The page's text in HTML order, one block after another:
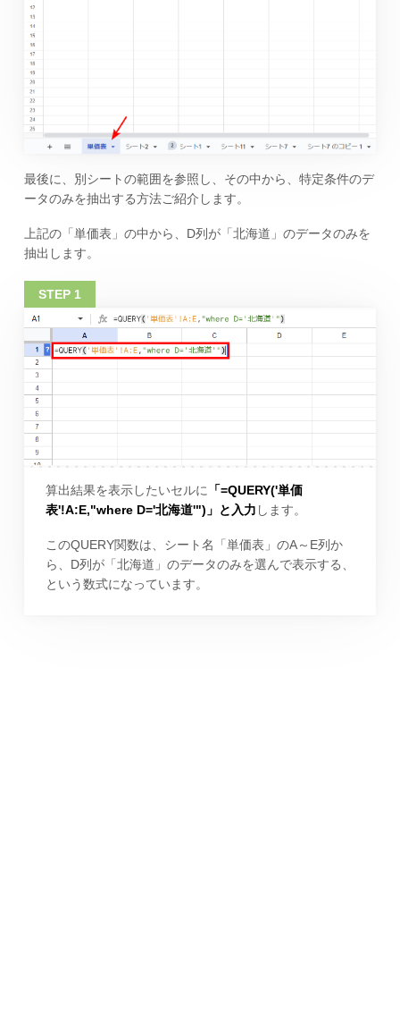
最後に、別シートの範囲を参照し、その中から、特定条件のデ
ータのみを抽出する方法ご紹介します。
上記の「単価表」の中から、D列が「北海道」のデータのみを
抽出します。
算出結果を表示したいセルに 「=QUERY('単価
表'!A:E,"where D='北海道'")」と入力 します。
このQUERY関数は、シート名「単価表」のA～E列か
ら、D列が「北海道」のデータのみを選んで表示する、
という数式になっています。